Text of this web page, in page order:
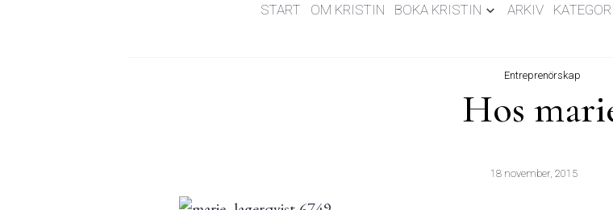
START OM KRISTIN BOKA KRISTIN ARKIV
Entreprenörskap
Hos
18 november, 2015